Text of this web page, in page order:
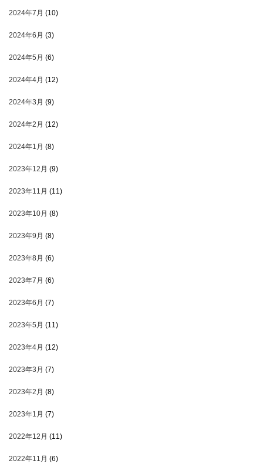
2024年7月 (10)
2024年6月 (3)
2024年5月 (6)
2024年4月 (12)
2024年3月 (9)
2024年2月 (12)
2024年1月 (8)
2023年12月 (9)
2023年11月 (11)
2023年10月 (8)
2023年9月 (8)
2023年8月 (6)
2023年7月 (6)
2023年6月 (7)
2023年5月 (11)
2023年4月 (12)
2023年3月 (7)
2023年2月 (8)
2023年1月 (7)
2022年12月 (11)
2022年11月 (6)